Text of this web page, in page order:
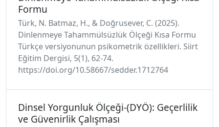
Formu
Türk, N. Batmaz, H., & Doğrusever, C. (2025).
Dinlenmeye Tahammülsüzlük Ölçeği Kısa Formu
Türkçe versiyonunun psikometrik özellikleri. Siirt
Eğitim Dergisi, 5(1), 62-74.
https://doi.org/10.58667/sedder.1712764
Dinsel Yorgunluk Ölçeği-(DYÖ): Geçerlilik
ve Güvenirlik Çalışması